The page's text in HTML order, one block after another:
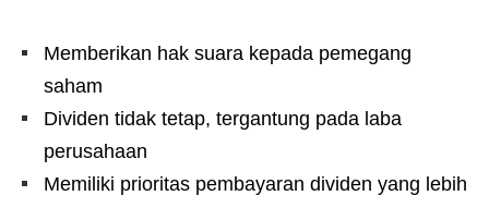
Memberikan hak suara kepada pemegang
saham
Dividen tidak tetap, tergantung pada laba
perusahaan
Memiliki prioritas pembayaran dividen yang lebih